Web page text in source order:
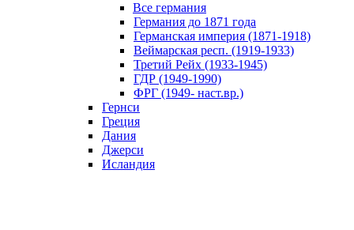
Все германия
Германия до 1871 года
Германская империя (1871-1918)
Веймарская респ. (1919-1933)
Третий Рейх (1933-1945)
ГДР (1949-1990)
ФРГ (1949- наст.вр.)
Гернси
Греция
Дания
Джерси
Исландия